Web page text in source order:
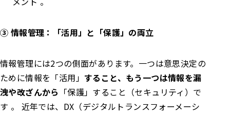
③ 情報管理：「活用」と「保護」の両立
情報管理には2つの側面があります。一つは意思決定の
ために情報を「活用」 すること、もう一つは情報を漏
洩や改ざんから 「保護」すること（セキュリティ）で
す 。 近年では、DX（デジタルトランスフォーメーシ